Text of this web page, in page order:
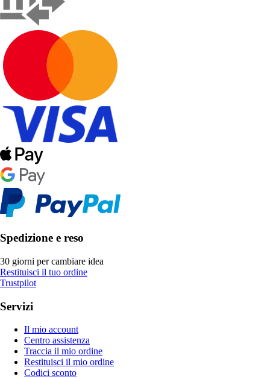
Spedizione e reso
30 giorni per cambiare idea
Restituisci il tuo ordine
Trustpilot
Servizi
Il mio account
Centro assistenza
Traccia il mio ordine
Restituisci il mio ordine
Codici sconto